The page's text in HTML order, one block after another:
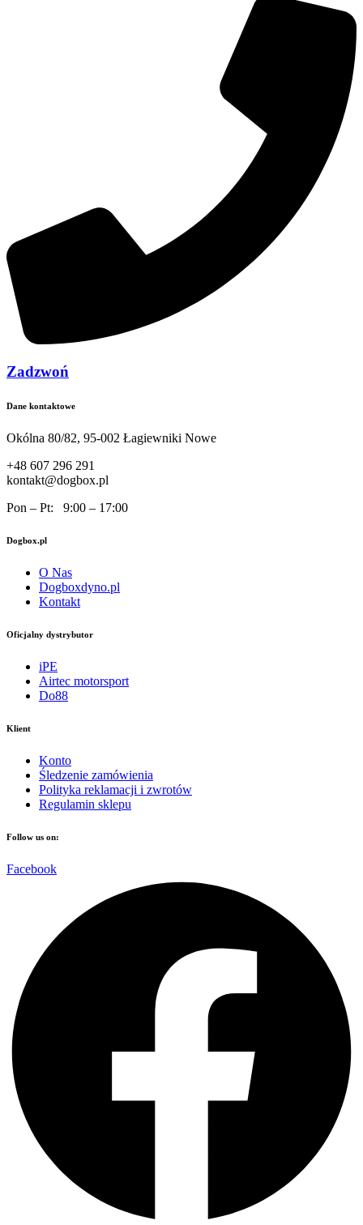
Zadzwoń
Dane kontaktowe
Okólna 80/82, 95-002 Łagiewniki Nowe
+48 607 296 291
kontakt@dogbox.pl
Pon – Pt: 9:00 – 17:00
Dogbox.pl
O Nas
Dogboxdyno.pl
Kontakt
Oficjalny dystrybutor
iPE
Airtec motorsport
Do88
Klient
Konto
Śledzenie zamówienia
Polityka reklamacji i zwrotów
Regulamin sklepu
Follow us on:
Facebook